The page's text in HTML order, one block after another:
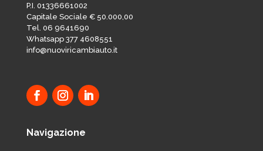
P.I. 01336661002
Capitale Sociale € 50.000,00
Tel. 06 9641690
Whatsapp 377 4608551
info@nuoviricambiauto.it
Navigazione